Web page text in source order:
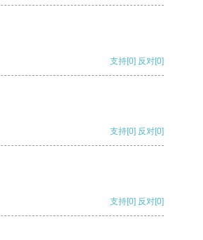
支持[0] 反对[0]
支持[0] 反对[0]
支持[0] 反对[0]